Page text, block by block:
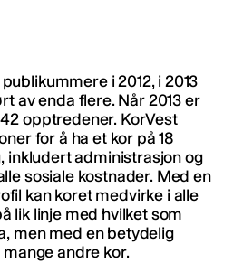
i 2012, i 2013
av enda flere. Når 2013 er
opptredener. KorVest
for å ha et kor på 18
inkludert administrasjon og
sosiale kostnader. Med en
kan koret medvirke i alle
lik linje med hvilket som
men med en betydelig
andre kor.